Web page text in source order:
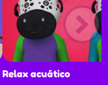
Relax acuático